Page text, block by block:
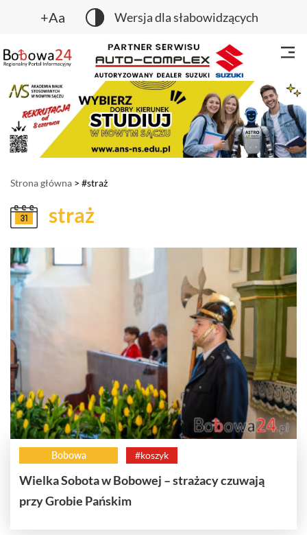
+Aa Wersja dla słabowidzących
Strona główna > #straż
straż
Bobowa #koszyk
Wielka Sobota w Bobowej – strażacy czuwają
przy Grobie Pańskim